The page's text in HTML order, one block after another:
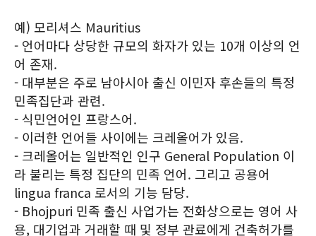
예) 모리셔스 Mauritius
- 언어마다 상당한 규모의 화자가 있는 10개 이상의 언
어 존재.
- 대부분은 주로 남아시아 출신 이민자 후손들의 특정
민족집단과 관련.
- 식민언어인 프랑스어.
- 이러한 언어들 사이에는 크레올어가 있음.
- 크레올어는 일반적인 인구 General Population 이
라 불리는 특정 집단의 민족 언어. 그리고 공용어
lingua franca 로서의 기능 담당.
- Bhojpuri 민족 출신 사업가는 전화상으로는 영어 사
용, 대기업과 거래할 때 및 정부 관료에게 건축허가를